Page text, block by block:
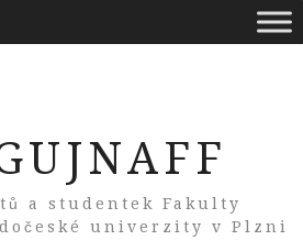
a studentek Fakulty
univerzity v Plzni